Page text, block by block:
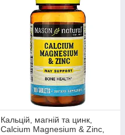
Кальцій, магній та цинк,
Calcium Magnesium & Zinc,